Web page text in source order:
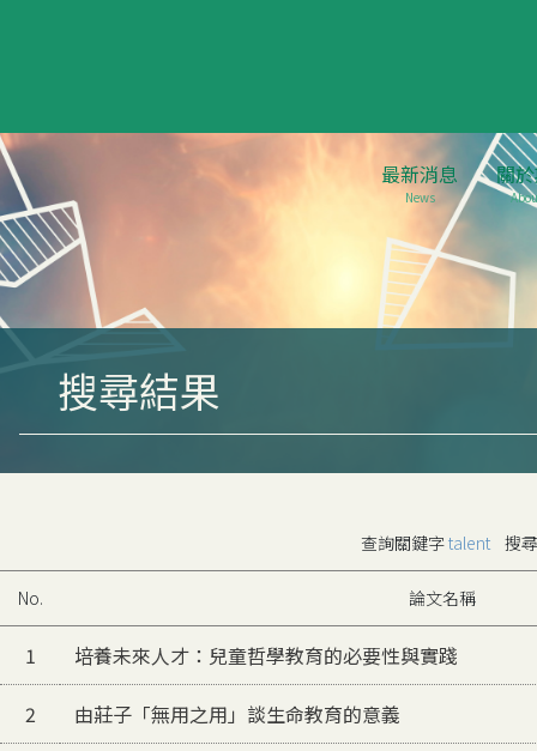
最新消息
News
關
搜尋結果
查詢關鍵字talent搜尋
No. 論文名稱
1 培養未來人才：兒童哲學教育的必要性與實踐
2 由莊子「無用之用」談生命教育的意義